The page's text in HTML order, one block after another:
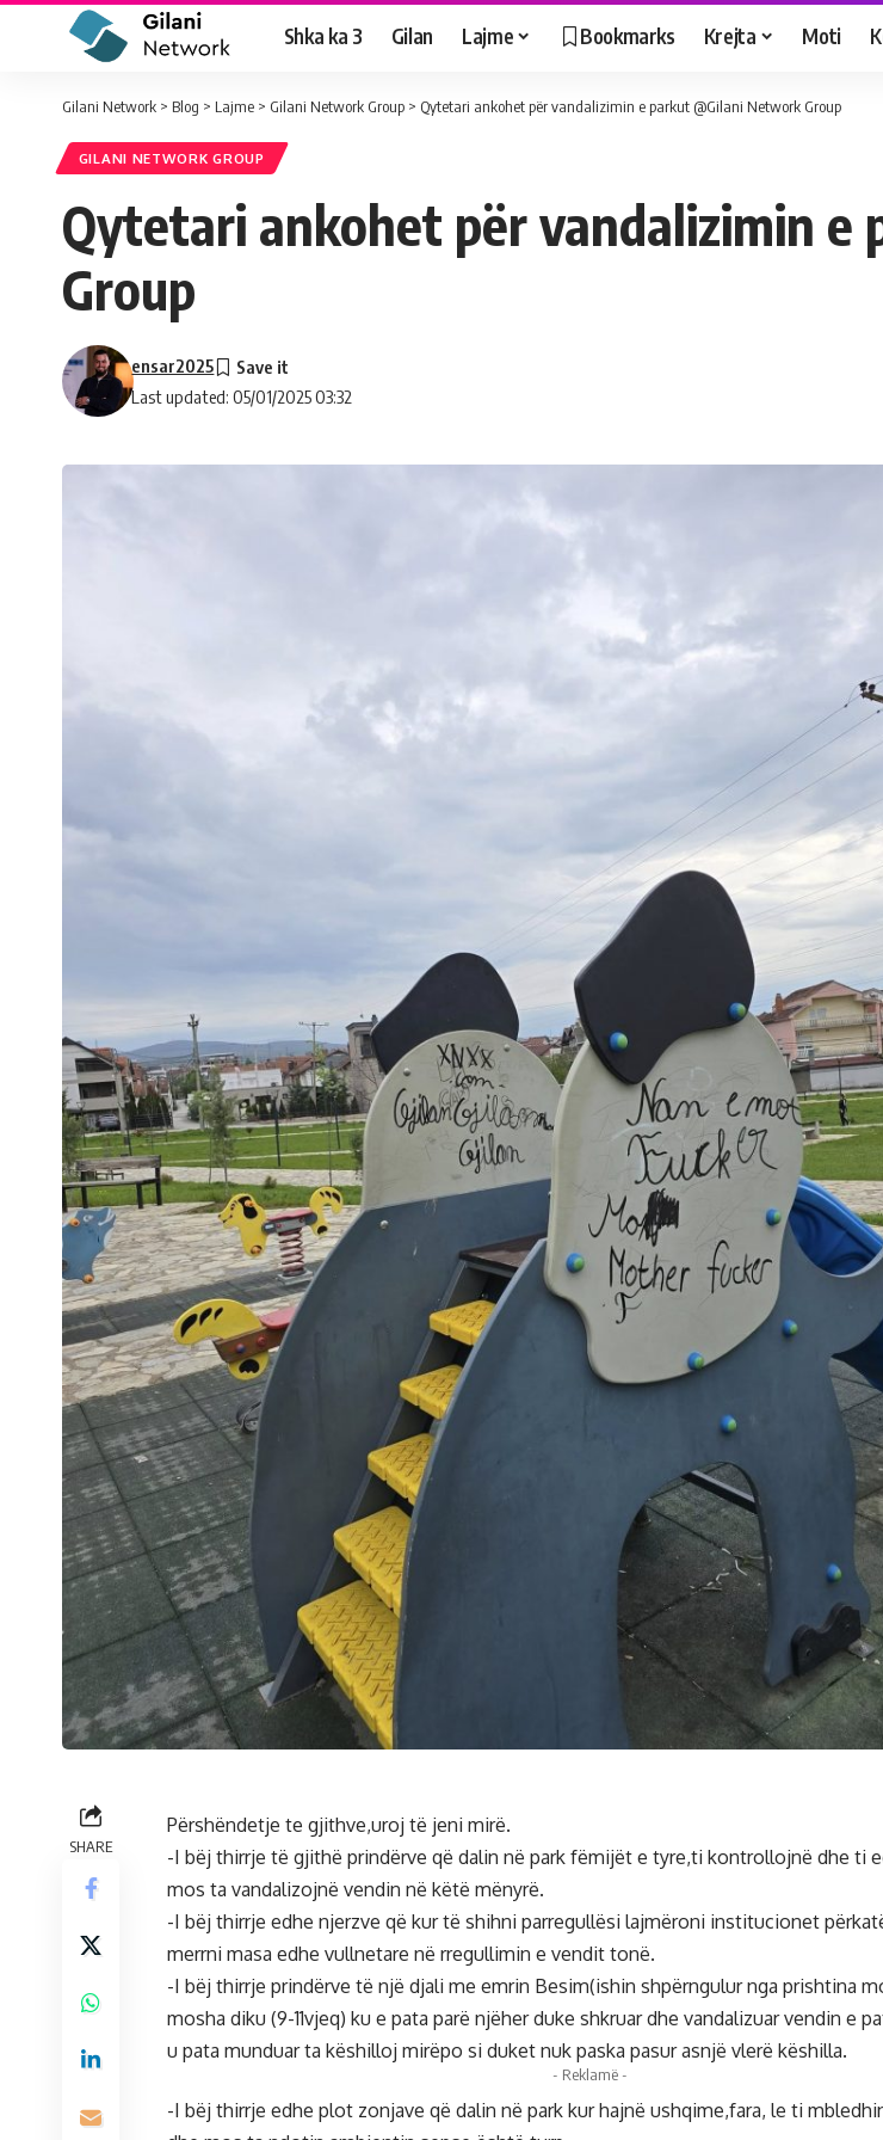
Shka ka 3 Gilan Lajme Bookmarks Krejta Moti
Gilani Network > Blog > Lajme > Gilani Network Group > Qytetari ankohet për vandalizimin e parkut @Gilani Network Group
GILANI NETWORK GROUP
Qytetari ankohet për vandalizimin
Group
Last updated: 05/01/2025 03:32
ensar2025
SHARE
Përshëndetje te gjithve,uroj të jeni mirë.
-I bëj thirrje të gjithë prindërve që dalin në park fëmijët e tyre,ti kontrollojnë dhe ti
mos ta vandalizojnë vendin në këtë mënyrë.
-I bëj thirrje edhe njerzve që kur të shihni parregullësi lajmëroni institucionet
merrni masa edhe vullnetare në rregullimin e vendit tonë.
-I bëj thirrje prindërve të një djali me emrin Besim(ishin shpërngulur nga prishtina
mosha diku (9-11vjeq) ku e pata parë njëher duke shkruar dhe vandalizuar vendin e
u pata munduar ta këshilloj mirëpo si duket nuk paska pasur asnjë vlerë këshilla.
- Reklamë -
-I bëj thirrje edhe plot zonjave që dalin në park kur hajnë ushqime,fara, le ti